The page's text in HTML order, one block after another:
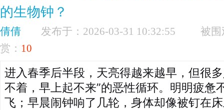
的生物钟？
倩倩 发布于：2026-03-31 10:32:55
赏： 10
进入春季后半段，天亮得越来越早，但很
不着，早上起不来”的恶性循环。明明疲惫
飞；早晨闹钟响了几轮，身体却像被钉在